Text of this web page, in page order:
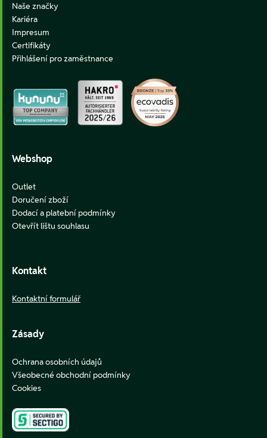
Naše značky
Kariéra
Impresum
Certifikáty
Přihlášení pro zaměstnance
Webshop
Outlet
Doručení zboží
Dodací a platební podmínky
Otevřít lištu souhlasu
Kontakt
Kontaktní formulář
Zásady
Ochrana osobních údajů
Všeobecné obchodní podmínky
Cookies